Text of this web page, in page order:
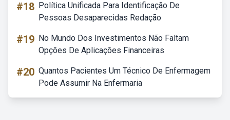
#18 Política Unificada Para Identificação De
Pessoas Desaparecidas Redação
#19 No Mundo Dos Investimentos Não Faltam
Opções De Aplicações Financeiras
#20 Quantos Pacientes Um Técnico De Enfermagem
Pode Assumir Na Enfermaria